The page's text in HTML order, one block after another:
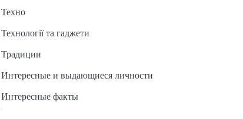
Техно
Технології та гаджети
Традиции
Интересные и выдающиеся личности
Интересные факты